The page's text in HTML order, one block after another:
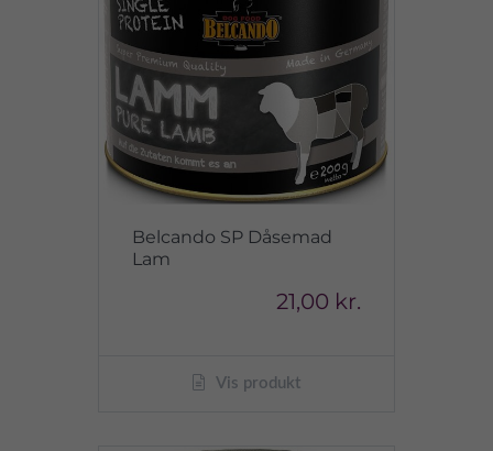
Belcando SP Dåsemad
Lam
21,00 kr.
Vis produkt